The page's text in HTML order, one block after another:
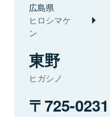
広島県
ヒロシマケ
ン
東野
ヒガシノ
725-0231